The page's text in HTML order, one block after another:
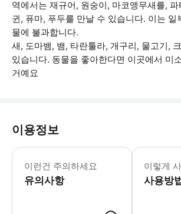
역에서는 재규어, 원숭이, 마코앵무새를,
귄, 퓨마, 푸두를 만날 수 있습니다. 이는 일
물에 불과합니다.
새, 도마뱀, 뱀, 타란툴라, 개구리, 물고기,
있습니다. 동물을 좋아한다면 이곳에서 미
거예요
이용정보
이런건 주의하세요
유의사항
- 공원은 휠체
이렇게
사용방